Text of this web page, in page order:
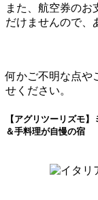
また、航空券のお
だけませんので、
何かご不明な点や
せください。
【アグリツーリズモ
＆手料理が自慢の宿